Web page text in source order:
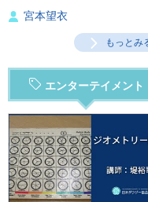
宮本望衣
もっとみ
エンターテイメント